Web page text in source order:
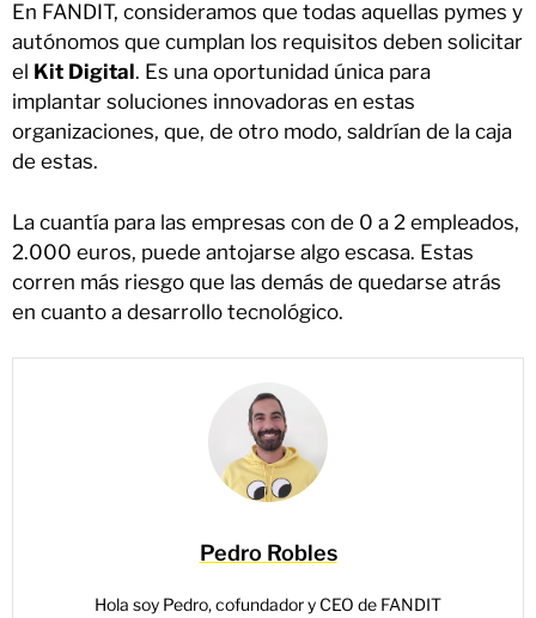
En FANDIT, consideramos que todas aquellas pymes y
autónomos que cumplan los requisitos deben solicitar
el Kit Digital. Es una oportunidad única para
implantar soluciones innovadoras en estas
organizaciones, que, de otro modo, saldrían de la caja
de estas.
La cuantía para las empresas con de 0 a 2 empleados,
2.000 euros, puede antojarse algo escasa. Estas
corren más riesgo que las demás de quedarse atrás
en cuanto a desarrollo tecnológico.
Pedro Robles
Hola soy Pedro, cofundador y CEO de FANDIT